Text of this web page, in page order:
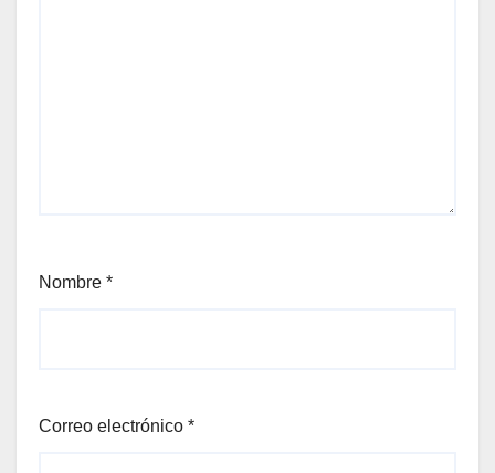
Nombre *
Correo electrónico *